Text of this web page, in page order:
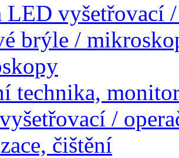
LED vyšetřovací
brýle /
technika,
/
čištění